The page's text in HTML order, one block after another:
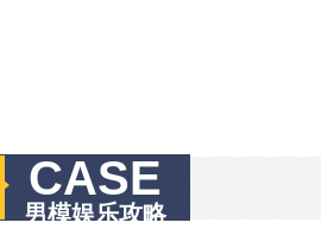
CASE
男模娱乐攻略